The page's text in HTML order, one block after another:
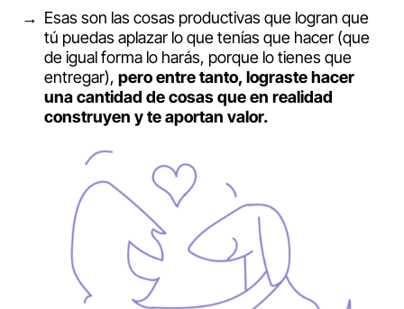
Esas son las cosas productivas que logran que
tú puedas aplazar lo que tenías que hacer (que
de igual forma lo harás, porque lo tienes que
entregar), pero entre tanto, lograste hacer
una cantidad de cosas que en realidad
construyen y te aportan valor.